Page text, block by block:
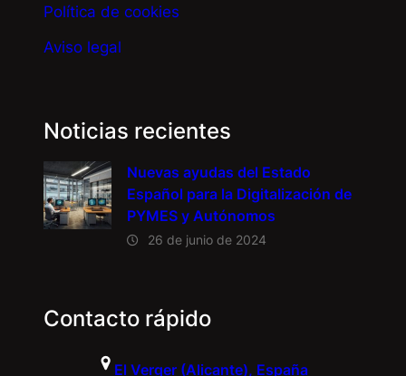
Política de cookies
Aviso legal
Noticias recientes
Nuevas ayudas del Estado
Español para la Digitalización de
PYMES y Autónomos
26 de junio de 2024
Contacto rápido
El Verger (Alicante), España